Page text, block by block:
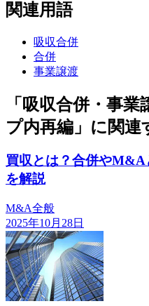
関連用語
吸収合併
合併
事業譲渡
「吸収合併・事
プ内再編」に関連
買収とは？合併や
を解説
M&A全般
2025年10月28日